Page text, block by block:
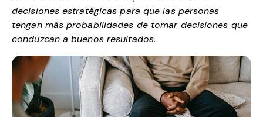
decisiones estratégicas para que las personas
tengan más probabilidades de tomar decisiones que
conduzcan a buenos resultados.